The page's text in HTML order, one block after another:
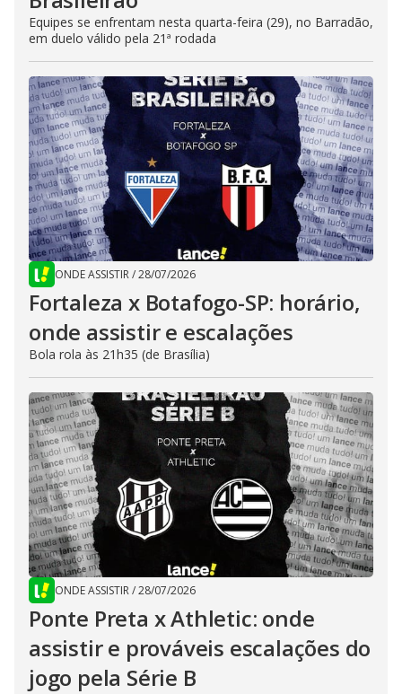
Equipes se enfrentam nesta quarta-feira (29), no Barradão,
em duelo válido pela 21ª rodada
ONDE ASSISTIR/28/07/2026
Fortaleza x Botafogo-SP: horário,
onde assistir e escalações
Bola rola às 21h35 (de Brasília)
ONDE ASSISTIR/28/07/2026
Ponte Preta x Athletic: onde
assistir e prováveis escalações do
jogo pela Série B